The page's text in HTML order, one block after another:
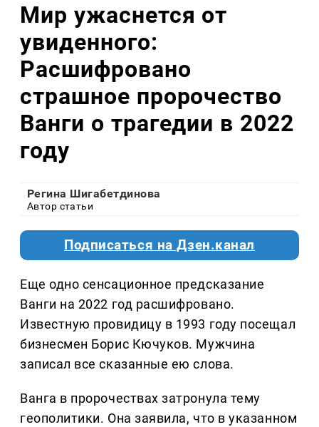
Мир ужаснется от
увиденного:
Расшифровано
страшное пророчество
Ванги о трагедии в 2022
году
Регина Шигабетдинова
Автор статьи
Подписаться на Дзен.канал
Еще одно сенсационное предсказание
Ванги на 2022 год расшифровано.
Известную провидицу в 1993 году посещал
бизнесмен Борис Кючуков. Мужчина
записал все сказанные ею слова.
Ванга в пророчествах затронула тему
геополитики. Она заявила, что в указанном